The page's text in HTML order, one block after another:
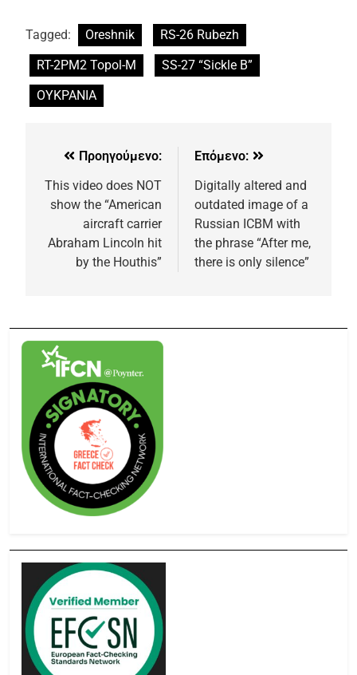
Tagged: Oreshnik
RS-26 Rubezh
RT-2PM2 Topol-M
SS-27 “Sickle B”
ΟΥΚΡΑΝΙΑ
Προηγούμενο:
This video does NOT
show the “American
aircraft carrier
Abraham Lincoln hit
by the Houthis”
Επόμενο:
Digitally altered and
outdated image of a
Russian ICBM with
the phrase “After me,
there is only silence”